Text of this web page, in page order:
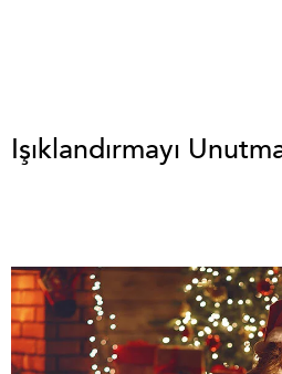
Işıklandırmayı